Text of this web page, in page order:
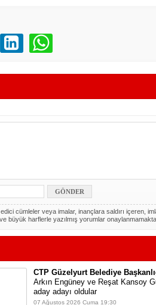
cümleler veya imalar, inançlara saldırı içeren,
büyük harflerle yazılmış yorumlar
CTP Güzelyurt Belediye
Arkın Engüney ve Reşat Kansoy
aday adayı oldular
07 Ağustos 2026 Cuma 19:30